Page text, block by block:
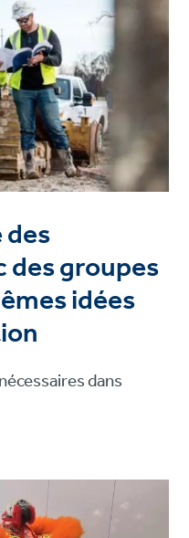
groupes
idées
dans